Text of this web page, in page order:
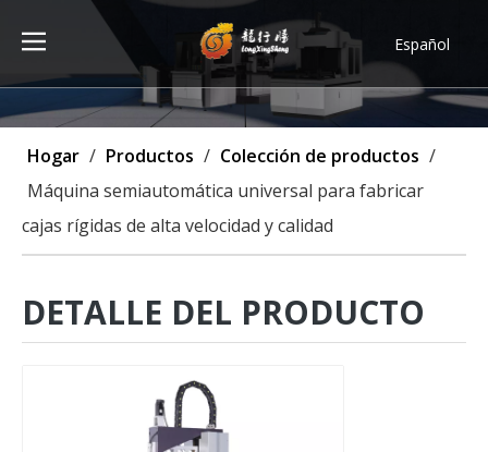
Español
Türk dili
ไทย
Deutsch
Français
العربية
Hogar / Productos / Colección de productos /
Máquina semiautomática universal para fabricar
cajas rígidas de alta velocidad y calidad
DETALLE DEL PRODUCTO